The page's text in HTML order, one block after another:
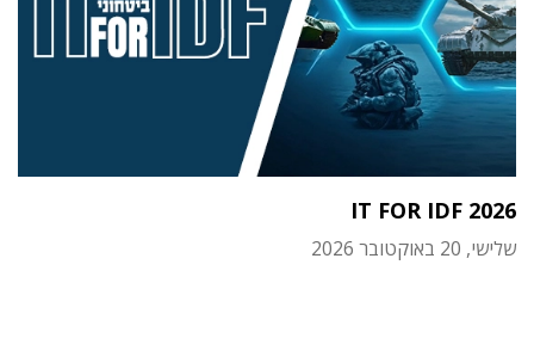
IT FOR IDF 2026
שלישי, 20 באוקטובר 2026